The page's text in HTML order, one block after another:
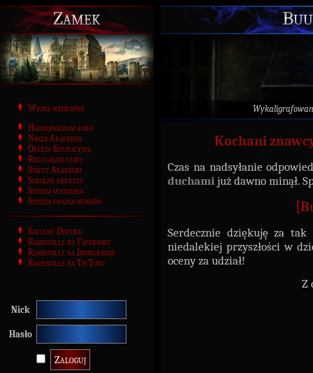
Zamek
Wrota wejściowe
Harmonogram roku
Nasza Akademia
Oferta Edukacyjna
Regulamin czatu
Statut Akademii
Szkolne dekrety
System oceniania
System pisania newsów
Szkolny Discord
Ramesville na Facebooku
Ramesville na Instagramie
Ramesville na TikToku
Nick
Hasło
Kochani
Czas na nadsyłanie
duchami już dawno minął.
Serdecznie dziękuję za
niedalekiej przyszłości w
oceny za udział!
Z